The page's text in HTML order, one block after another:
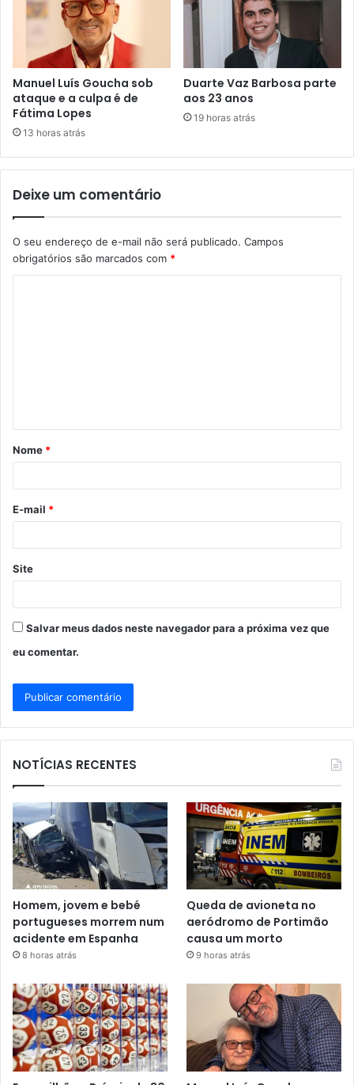
Manuel Luís Goucha sob
ataque e a culpa é de
Fátima Lopes
13 horas atrás
Duarte Vaz Barbosa parte
aos 23 anos
19 horas atrás
Deixe um comentário
O seu endereço de e-mail não será publicado. Campos
obrigatórios são marcados com *
á
r
*
Nome *
E-mail *
Site
Salvar meus dados neste navegador para a próxima vez que
eu comentar.
NOTÍCIAS RECENTES
Homem, jovem e bebé
portugueses morrem num
acidente em Espanha
8 horas atrás
Queda de avioneta no
aeródromo de Portimão
causa um morto
9 horas atrás